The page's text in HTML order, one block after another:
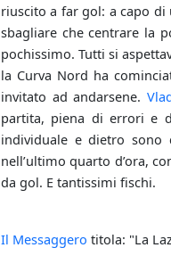
riuscito a far gol: a capo
sbagliare che centrare la
pochissimo. Tutti si
la Curva Nord ha
invitato ad andarsene.
partita, piena di errori e
individuale e dietro sono
nell’ultimo quarto d’ora,
da gol. E tantissimi fischi.
Il Messaggero titola: "La